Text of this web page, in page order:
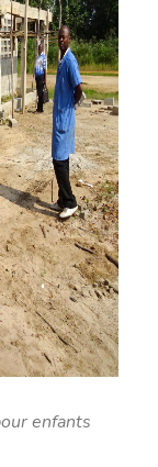
enfants